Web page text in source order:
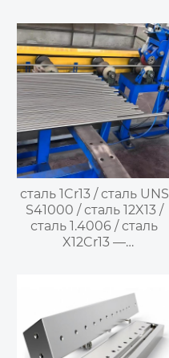
— высоко
легированная
мартенситная
нержавеющая сталь
сталь 1Cr13 / сталь UNS
S41000 / сталь 12X13 /
сталь 1.4006 / сталь
X12Cr13 —